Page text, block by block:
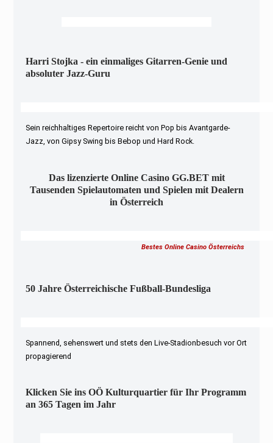
Harri Stojka - ein einmaliges Gitarren-Genie und
absoluter Jazz-Guru
Sein reichhaltiges Repertoire reicht von Pop bis Avantgarde-
Jazz, von Gipsy Swing bis Bebop und Hard Rock.
Das lizenzierte Online Casino GG.BET mit
Tausenden Spielautomaten und Spielen mit Dealern
in Österreich
Bestes Online Casino Österreichs
50 Jahre Österreichische Fußball-Bundesliga
Spannend, sehenswert und stets den Live-Stadionbesuch vor Ort
propagierend
Klicken Sie ins OÖ Kulturquartier für Ihr Programm
an 365 Tagen im Jahr